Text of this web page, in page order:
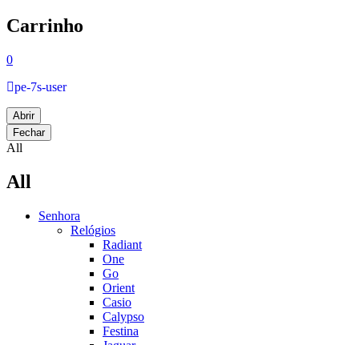
Carrinho
0
pe-7s-user
Abrir
Fechar
All
All
Senhora
Relógios
Radiant
One
Go
Orient
Casio
Calypso
Festina